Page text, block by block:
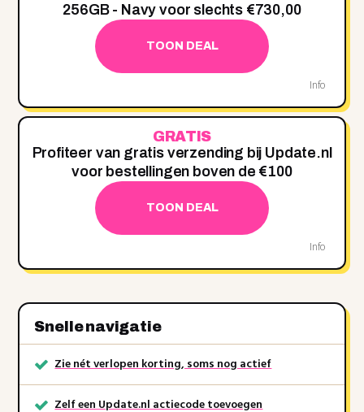
256GB - Navy voor slechts €730,00
TOON DEAL
Info
GRATIS
Profiteer van gratis verzending bij Update.nl
voor bestellingen boven de €100
TOON DEAL
Info
Snelle navigatie
Zie nét verlopen korting, soms nog actief
Zelf een Update.nl actiecode toevoegen